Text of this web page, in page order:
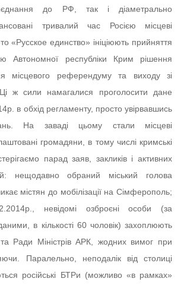
до РФ, так і діаметрально
тривалий час Росією місцеві
«Русское единство» ініціюють прийняття
Автономної республіки Крим рішення
місцевого референдуму та виходу зі
ж сили намагалися проголосити дане
в обхід регламенту, просто увірвавшись
На заваді цьому стали місцеві
громадяни, в тому числі кримські
парад заяв, закликів і активних
нещодавно обраний міський голова
містян до мобілізації на Сімферополь;
невідомі озброєні особи (за
в кількості 60 чоловік) захоплюють
Ради Міністрів АРК, жодних вимог при
Паралельно, неподалік від столиці
російські БТРи (можливо «в рамках»